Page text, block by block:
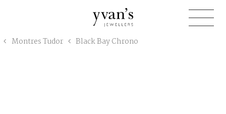
Jewellers
Montres Tudor Black Bay Chrono